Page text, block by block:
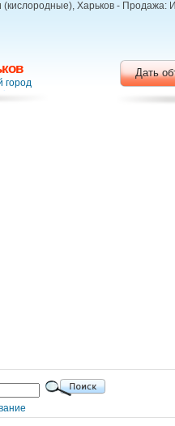
(кислородные), Харьков -
город
Дать